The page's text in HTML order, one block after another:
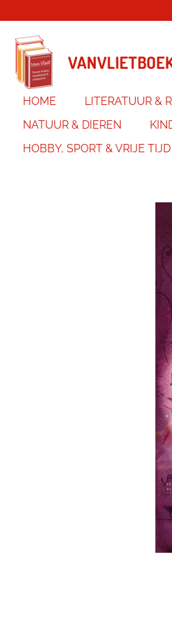
naar
hoofdinhoud
HOME LITERATUUR &
NATUUR & DIEREN
HOBBY, SPORT & VRIJE TIJD